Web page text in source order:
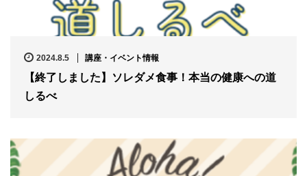
2024.8.5 講座・イベント情報
【終了しました】ソレダメ食事！本当の健康への道
しるべ